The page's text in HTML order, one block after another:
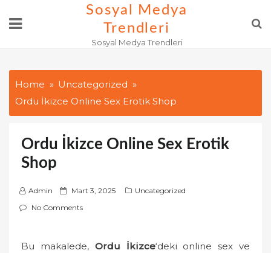
Sosyal Medya
Trendleri
Sosyal Medya Trendleri
Home
Uncategorized
Ordu İkizce Online Sex Erotik Shop
Ordu İkizce Online Sex Erotik
Shop
Admin
P
o
e
Mart 3, 2025
Uncategorized
No Comments
Bu makalede, Ordu İkizce‘deki online sex ve